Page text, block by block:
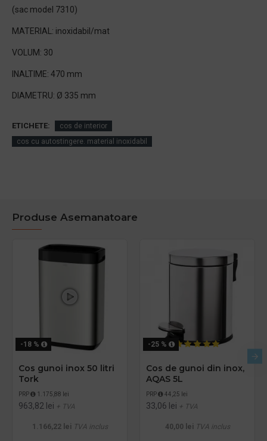
(sac model 7310)
MATERIAL: inoxidabil/mat
VOLUM: 30
INALTIME: 470 mm
DIAMETRU: Ø 335 mm
ETICHETE:
cos de interior
cos cu autostingere. material inoxidabil
Produse Asemanatoare
-18 %
Cos gunoi inox 50 litri
Tork
PRP 1.175,88 lei
963,82 lei + TVA
1.166,22 lei TVA inclus
-25 %
Cos de gunoi din inox,
AQAS 5L
PRP 44,25 lei
33,06 lei + TVA
40,00 lei TVA inclus